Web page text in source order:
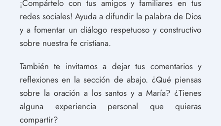
¡Compártelo con tus amigos y familiares en tus
redes sociales! Ayuda a difundir la palabra de Dios
y a fomentar un diálogo respetuoso y constructivo
sobre nuestra fe cristiana.
También te invitamos a dejar tus comentarios y
reflexiones en la sección de abajo. ¿Qué piensas
sobre la oración a los santos y a María? ¿Tienes
alguna experiencia personal que quieras
compartir?